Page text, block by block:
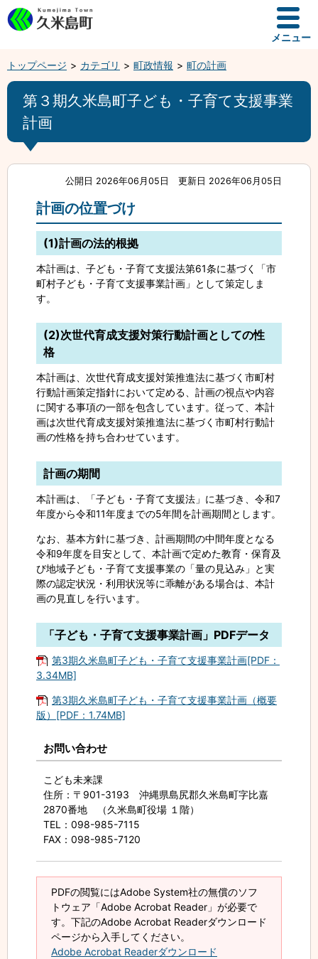
メニュー
トップページ カテゴリ 町政情報 町の計画
第３期久米島町子ども・子育て支援事業
計画
公開日 2026年06月05日 更新日 2026年06月05日
計画の位置づけ
(1)計画の法的根拠
本計画は、子ども・子育て支援法第61条に基づく「市
町村子ども・子育て支援事業計画」として策定しま
す。
(2)次世代育成支援対策行動計画としての性
格
本計画は、次世代育成支援対策推進法に基づく市町村
行動計画策定指針において定める、計画の視点や内容
に関する事項の一部を包含しています。従って、本計
画は次世代育成支援対策推進法に基づく市町村行動計
画の性格を持ち合わせています。
計画の期間
本計画は、「子ども・子育て支援法」に基づき、令和7
年度から令和11年度までの5年間を計画期間とします。
なお、基本方針に基づき、計画期間の中間年度となる
令和9年度を目安として、本計画で定めた教育・保育及
び地域子ども・子育て支援事業の「量の見込み」と実
際の認定状況・利用状況等に乖離がある場合は、本計
画の見直しを行います。
「子ども・子育て支援事業計画」PDFデータ
第3期久米島町子ども・子育て支援事業計画[PDF：
3.34MB]
第3期久米島町子ども・子育て支援事業計画（概要
版）[PDF：1.74MB]
お問い合わせ
こども未来課
住所 ：〒901-3193 沖縄県島尻郡久米島町字比嘉
2870番地 （久米島町役場 １階）
TEL
：098-985-7115
FAX ：098-985-7120
PDFの閲覧にはAdobe System社の無償のソフ
トウェア「Adobe Acrobat Reader」が必要で
す。下記のAdobe Acrobat Readerダウンロード
ページから入手してください。
Adobe Acrobat Readerダウンロード